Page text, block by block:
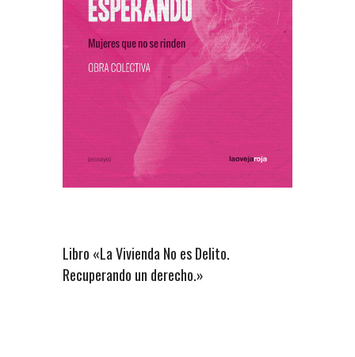
Libro «La Vivienda No es Delito.
Recuperando un derecho.»